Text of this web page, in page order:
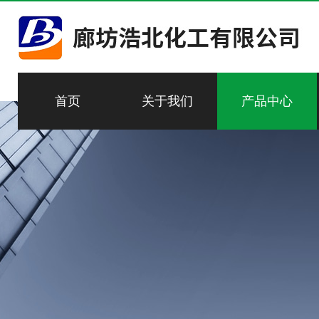
首页 关于我们 产品中心